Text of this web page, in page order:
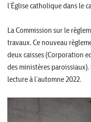
l’Église catholique dans le
La Commission sur le
travaux. Ce nouveau
deux caisses (Corporation
des ministères
lecture à l’automne 2022.